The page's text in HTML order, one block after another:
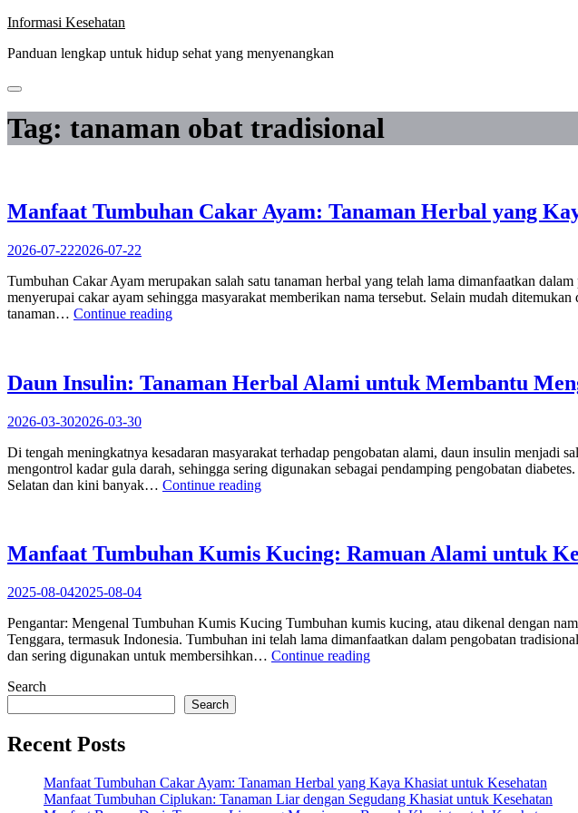
Skip
content
Informasi Kesehatan
Panduan lengkap untuk hidup sehat yang menyenangkan
Tag: tanaman obat tradisional
Manfaat Tumbuhan Cakar Ayam: Tanaman Herbal yang
2026-07-222026-07-22
Tumbuhan Cakar Ayam merupakan salah satu tanaman herbal yang telah lama dimanfaatkan
menyerupai cakar ayam sehingga masyarakat memberikan nama tersebut. Selain mudah
tanaman… Continue reading“Manfaat
Tanaman
Herbal
untuk
Kesehatan”
Daun Insulin: Tanaman Herbal Alami untuk Membantu
2026-03-302026-03-30
Di tengah meningkatnya kesadaran masyarakat terhadap pengobatan alami, daun insulin menjadi
mengontrol kadar gula darah, sehingga sering digunakan sebagai pendamping pengobatan
Selatan dan kini banyak… Continue reading“Daun
Alami
untuk
Gula
Darah”
Manfaat Tumbuhan Kumis Kucing: Ramuan Alami untuk
2025-08-042025-08-04
Pengantar: Mengenal Tumbuhan Kumis Kucing Tumbuhan kumis kucing, atau dikenal dengan
Tenggara, termasuk Indonesia. Tumbuhan ini telah lama dimanfaatkan dalam pengobatan
dan sering digunakan untuk membersihkan… Continue reading“Manfaat
Tubuh”
Search
Search
Recent Posts
Manfaat Tumbuhan Cakar Ayam: Tanaman Herbal yang Kaya Khasiat untuk Kesehatan
Manfaat Tumbuhan Ciplukan: Tanaman Liar dengan Segudang Khasiat untuk Kesehatan